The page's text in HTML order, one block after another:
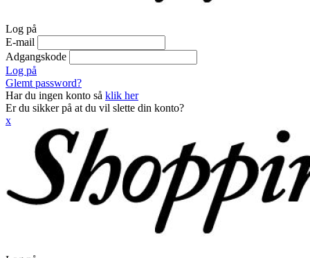
Log på
E-mail
Adgangskode
Log på
Glemt password?
Har du ingen konto så klik her
Er du sikker på at du vil slette din konto?
x